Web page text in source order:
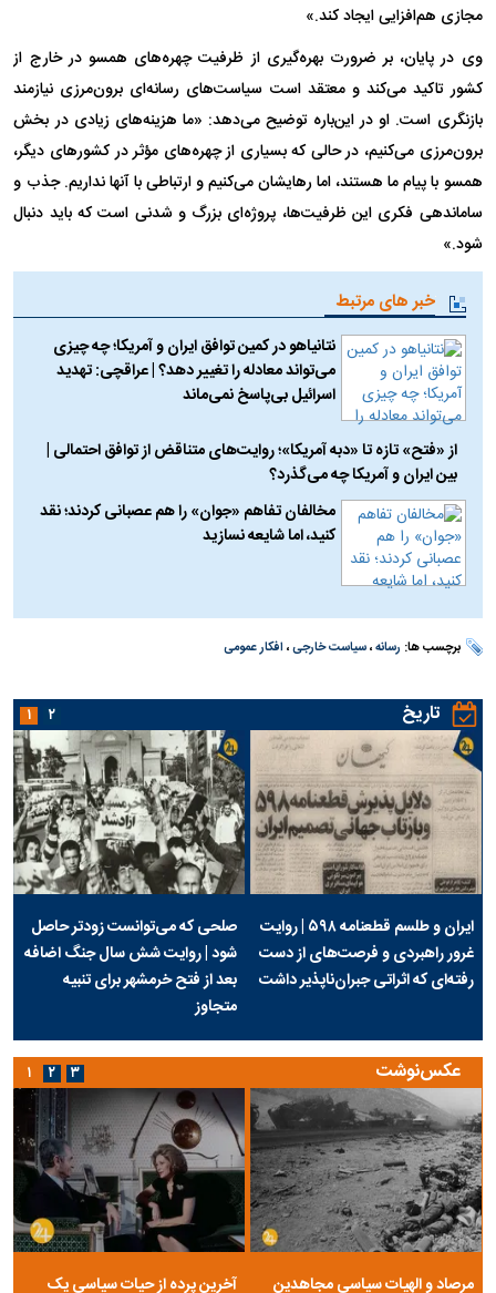
مجازی هم‌افزایی ایجاد کند.»
وی در پایان، بر ضرورت بهره‌گیری از ظرفیت چهره‌های همسو در خارج از
کشور تاکید می‌کند و معتقد است سیاست‌های رسانه‌ای برون‌مرزی نیازمند
بازنگری است. او در این‌باره توضیح می‌دهد: «ما هزینه‌های زیادی در بخش
برون‌مرزی می‌کنیم، در حالی که بسیاری از چهره‌های مؤثر در کشور‌های دیگر،
همسو با پیام ما هستند، اما رهایشان می‌کنیم و ارتباطی با آنها نداریم. جذب و
ساماندهی فکری این ظرفیت‌ها، پروژه‌ای بزرگ و شدنی است که باید دنبال
شود.»
خبر های مرتبط
نتانیاهو در کمین توافق ایران و آمریکا؛ چه چیزی
می‌تواند معادله را تغییر دهد؟ | عراقچی: تهدید
اسرائیل بی‌پاسخ نمی‌ماند
از «فتح» تازه تا «دبه آمریکا»؛ روایت‌های متناقض از توافق احتمالی |
بین ایران و آمریکا چه می‌گذرد؟
مخالفان تفاهم «جوان» را هم عصبانی کردند؛ نقد
کنید، اما شایعه نسازید
برچسب ها: رسانه،سیاست خارجی، افکار عمومی
تاریخ
ایران و طلسم قطعنامه ۵۹۸ | روایت
غرور راهبردی و فرصت‌های از دست
رفته‌ای که اثراتی جبران‌ناپذیر داشت
صلحی که می‌توانست زودتر حاصل
شود | روایت شش سال جنگ اضافه
بعد از فتح خرمشهر برای تنبیه
متجاوز
۱ ۲
عکس‌نوشت
مرصاد و الهیات سیاسی مجاهدین آخرین پرده از حیات سیاسی یک
۱ ۲ ۳